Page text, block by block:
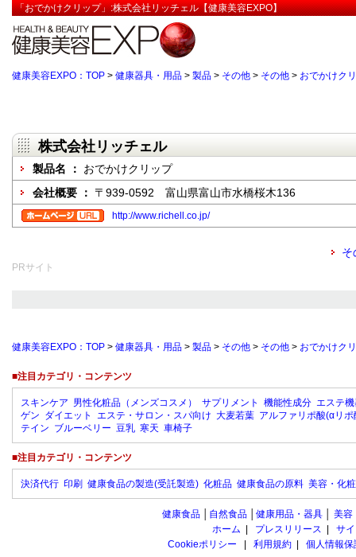
「おでかけクリップ」:株式会社リッチェル【健康美容EXPO】
健康美容EXPO：TOP > 健康器具・用品 > 製品 > その他 > その他 > おでかけク
株式会社リッチェル
製品名 ： おでかけクリップ
会社概要 ： 〒939-0592 富山県富山市水橋桜木136
http://www.richell.co.jp/
そ
PRサイト
健康美容EXPO：TOP > 健康器具・用品 > 製品 > その他 > その他 > おでかけク
■注目カテゴリ・コンテンツ
スキンケア 男性化粧品（メンズコスメ） サプリメント 機能性成分 エステ
ゲン ダイエット エステ・サロン・スパ向け 大麦若葉 アルファリポ酸(αリポ
テイン ブルーベリー 豆乳 寒天 車椅子
■注目カテゴリ・コンテンツ
決済代行 印刷 健康食品の製造(受託製造) 化粧品 健康食品の原料 美容・化
健康食品 自然食品 健康用品・器具 美容
ホーム
プレスリリース
サ
Cookieポリシー
利用規約 個人情報